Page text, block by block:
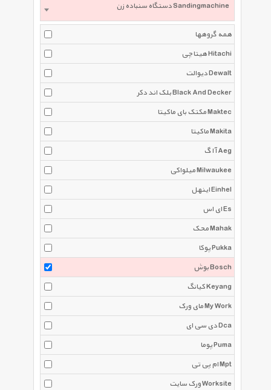
دستگاه سنباده زن Sandingmachine
همه گروهها
هیتاچی Hitachi
دیوالت Dewalt
بلک اند دکر Black And Decker
مکتک بای ماکیتا Maktec
ماکیتا Makita
آ ا گ Aeg
میلواکی Milwaukee
اینهل Einhel
ای اس Es
محک Mahak
پوکا Pukka
بوش Bosch
کیانگ Keyang
مای ورک My Work
دی سی ای Dca
پوما Puma
ام پی تی Mpt
ورک سایت Worksite